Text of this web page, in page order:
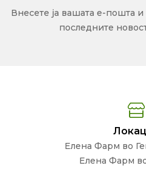
Внесете ја вашата е-пошта
последните
Елена Фарм во
Елена Фарм